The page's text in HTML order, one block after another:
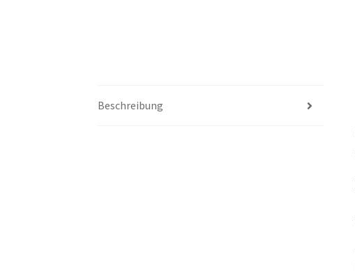
Beschreibung